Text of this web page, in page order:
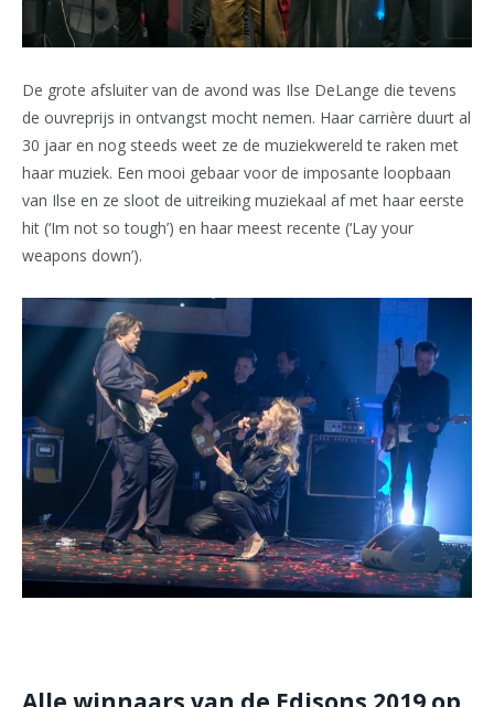
De grote afsluiter van de avond was Ilse DeLange die tevens
de ouvreprijs in ontvangst mocht nemen. Haar carrière duurt al
30 jaar en nog steeds weet ze de muziekwereld te raken met
haar muziek. Een mooi gebaar voor de imposante loopbaan
van Ilse en ze sloot de uitreiking muziekaal af met haar eerste
hit (‘Im not so tough’) en haar meest recente (‘Lay your
weapons down’).